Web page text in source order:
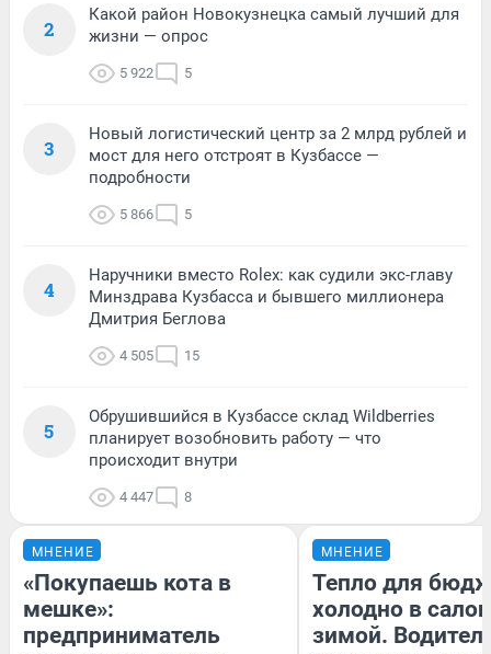
2
Какой район Новокузнецка самый лучший для
жизни — опрос
5 922 5
3
Новый логистический центр за 2 млрд рублей и
мост для него отстроят в Кузбассе —
подробности
5 866 5
4
Наручники вместо Rolex: как судили экс-главу
Минздрава Кузбасса и бывшего миллионера
Дмитрия Беглова
4 505 15
5
Обрушившийся в Кузбассе склад Wildberries
планирует возобновить работу — что
происходит внутри
4 447 8
МНЕНИЕ
«Покупаешь кота в
мешке»:
предприниматель
МНЕНИЕ
Тепло для
холодно в
зимой.